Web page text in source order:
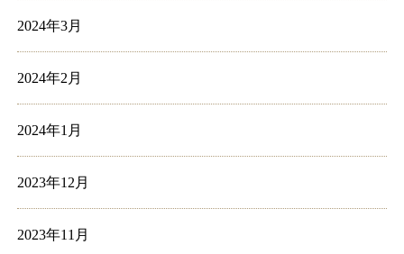
2024年3月
2024年2月
2024年1月
2023年12月
2023年11月